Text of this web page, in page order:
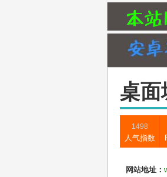
桌面
1498
人气指数
网站地址：